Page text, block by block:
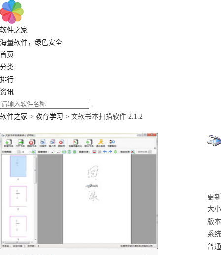
软件之家
海量软件，绿色安全
首页
分类
排行
资讯
软件之家 > 教育学习 > 文软书本扫描软件 2.1.2
更
大
版
系
普